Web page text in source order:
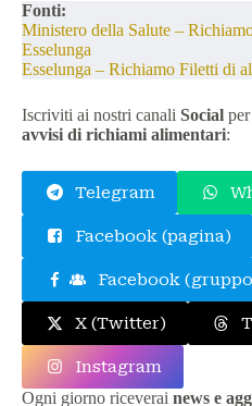
Fonti:
Ministero della Salute –
Esselunga
Esselunga – Richiamo Filetti di
Iscriviti ai nostri canali Social
avvisi di richiami alimentari:
Telegram
Facebook (pagina)
Facebook
X (Twitter)
Instagram
Ogni giorno riceverai news e